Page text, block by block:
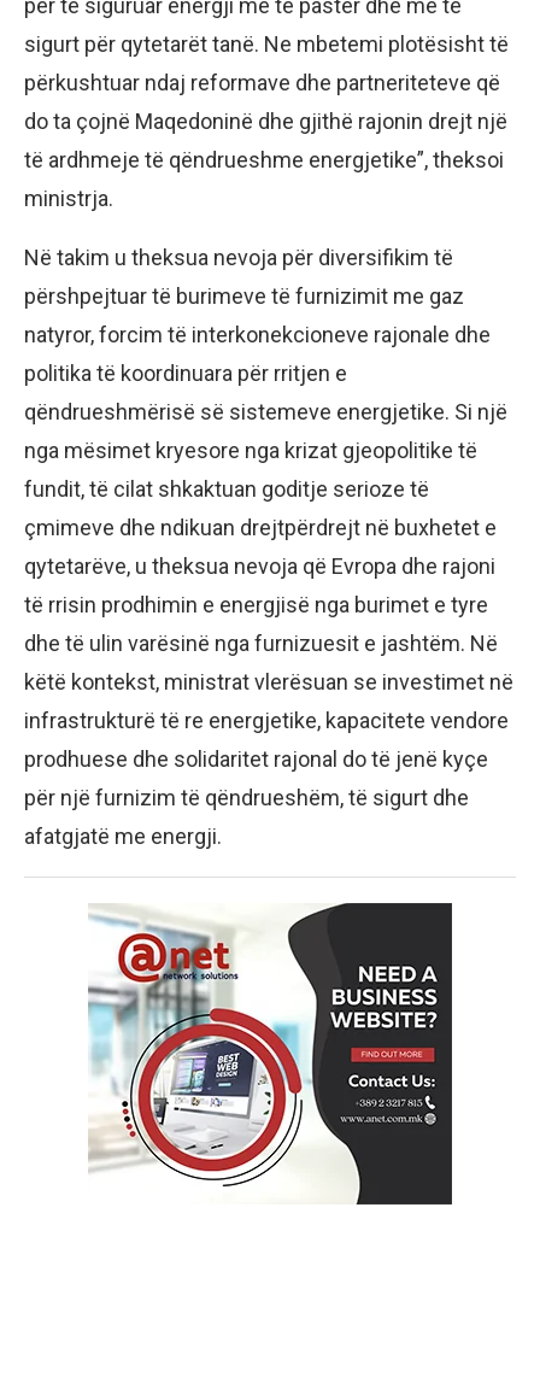
për të siguruar energji më të pastër dhe më të
sigurt për qytetarët tanë. Ne mbetemi plotësisht të
përkushtuar ndaj reformave dhe partneriteteve që
do ta çojnë Maqedoninë dhe gjithë rajonin drejt një
të ardhmeje të qëndrueshme energjetike”, theksoi
ministrja.
Në takim u theksua nevoja për diversifikim të
përshpejtuar të burimeve të furnizimit me gaz
natyror, forcim të interkonekcioneve rajonale dhe
politika të koordinuara për rritjen e
qëndrueshmërisë së sistemeve energjetike. Si një
nga mësimet kryesore nga krizat gjeopolitike të
fundit, të cilat shkaktuan goditje serioze të
çmimeve dhe ndikuan drejtpërdrejt në buxhetet e
qytetarëve, u theksua nevoja që Evropa dhe rajoni
të rrisin prodhimin e energjisë nga burimet e tyre
dhe të ulin varësinë nga furnizuesit e jashtëm. Në
këtë kontekst, ministrat vlerësuan se investimet në
infrastrukturë të re energjetike, kapacitete vendore
prodhuese dhe solidaritet rajonal do të jenë kyçe
për një furnizim të qëndrueshëm, të sigurt dhe
afatgjatë me energji.